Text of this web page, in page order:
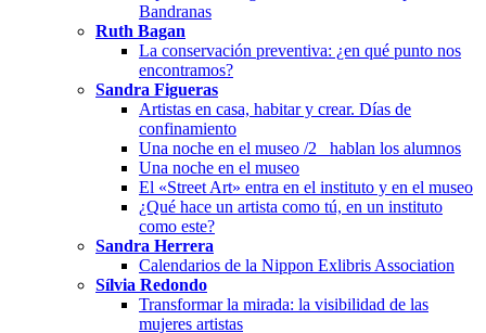
Bandranas
Ruth Bagan
La conservación preventiva: ¿en qué punto nos
encontramos?
Sandra Figueras
Artistas en casa, habitar y crear. Días de
confinamiento
Una noche en el museo /2_ hablan los alumnos
Una noche en el museo
El «Street Art» entra en el instituto y en el museo
¿Qué hace un artista como tú, en un instituto
como este?
Sandra Herrera
Calendarios de la Nippon Exlibris Association
Sílvia Redondo
Transformar la mirada: la visibilidad de las
mujeres artistas